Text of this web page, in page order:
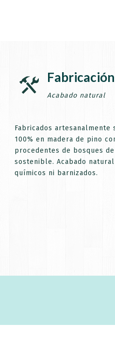
Acabado natural
Fabricados artesanalmente
100% en madera de pino
procedentes de bosques
sostenible. Acabado
químicos ni barnizados.